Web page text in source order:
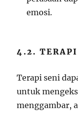
emosi.
4.2. TERAPI
Terapi seni
untuk
menggambar,